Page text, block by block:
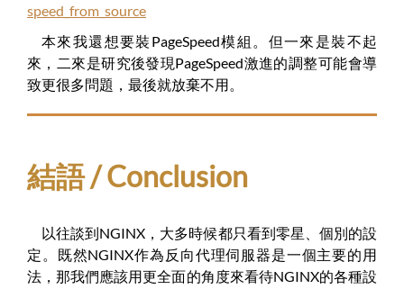
speed_from_source
本來我還想要裝PageSpeed模組。但一來是裝不起
來，二來是研究後發現PageSpeed激進的調整可能會導
致更很多問題，最後就放棄不用。
結語 / Conclusion
以往談到NGINX，大多時候都只看到零星、個別的設
定。既然NGINX作為反向代理伺服器是一個主要的用
法，那我們應該用更全面的角度來看待NGINX的各種設